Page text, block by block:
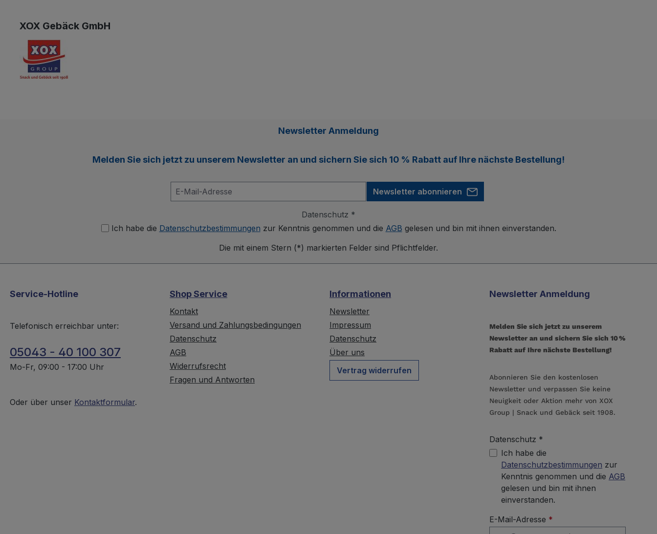
XOX Gebäck GmbH
Newsletter Anmeldung
Melden Sie sich jetzt zu unserem Newsletter an und sichern Sie sich 10 % Rabatt auf Ihre nächste Bestellung!
Newsletter abonnieren
Datenschutz *
Ich habe die Datenschutzbestimmungen zur Kenntnis genommen und die AGB gelesen und bin mit ihnen einverstanden.
Die mit einem Stern (*) markierten Felder sind Pflichtfelder.
Service-Hotline
Telefonisch erreichbar unter:
05043 - 40 100 307
Mo-Fr, 09:00 - 17:00 Uhr
Oder über unser Kontaktformular.
Shop Service
Kontakt
Versand und Zahlungsbedingungen
Datenschutz
AGB
Widerrufsrecht
Fragen und Antworten
Informationen
Newsletter
Impressum
Datenschutz
Über uns
Vertrag widerrufen
Newsletter Anmeldung
Melden Sie sich jetzt zu unserem
Newsletter an und sichern Sie sich 10 %
Rabatt auf Ihre nächste Bestellung!
Abonnieren Sie den kostenlosen
Newsletter und verpassen Sie keine
Neuigkeit oder Aktion mehr von XOX
Group | Snack und Gebäck seit 1908.
Datenschutz *
Ich habe die
Datenschutzbestimmungen zur
Kenntnis genommen und die AGB
gelesen und bin mit ihnen
einverstanden.
E-Mail-Adresse *